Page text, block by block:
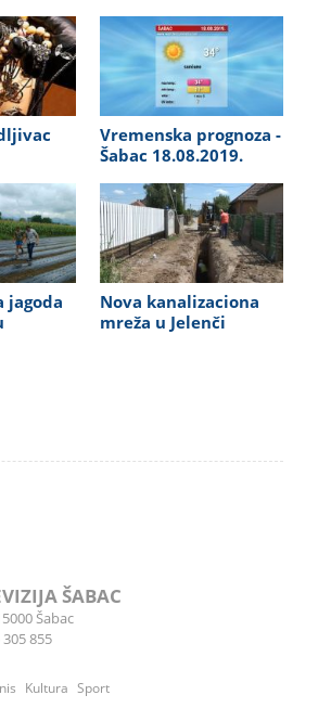
Vremenska prognoza -
Šabac 18.08.2019.
jagoda
Nova kanalizaciona
mreža u Jelenči
ŠABAC
Šabac
855
Kultura Sport